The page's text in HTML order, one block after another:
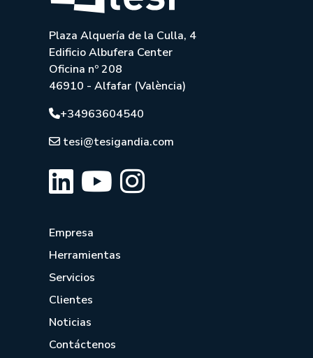
Plaza Alquería de la Culla, 4
Edificio Albufera Center
Oficina nº 208
46910 - Alfafar (València)
+34963604540
tesi@tesigandia.com
Empresa
Herramientas
Servicios
Clientes
Noticias
Contáctenos